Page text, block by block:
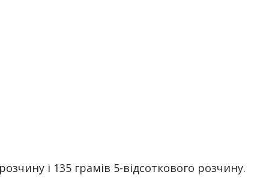
і 135 грамів 5-відсоткового розчину.